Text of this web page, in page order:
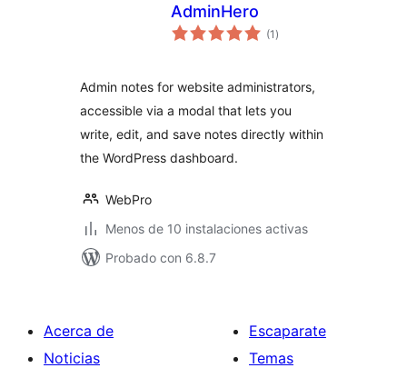
AdminHero
(1 total
de
)
Admin notes for website administrators,
accessible via a modal that lets you
write, edit, and save notes directly within
the WordPress dashboard.
WebPro
Menos de 10 instalaciones activas
Probado con 6.8.7
Acerca de
Noticias
Escaparate
Temas